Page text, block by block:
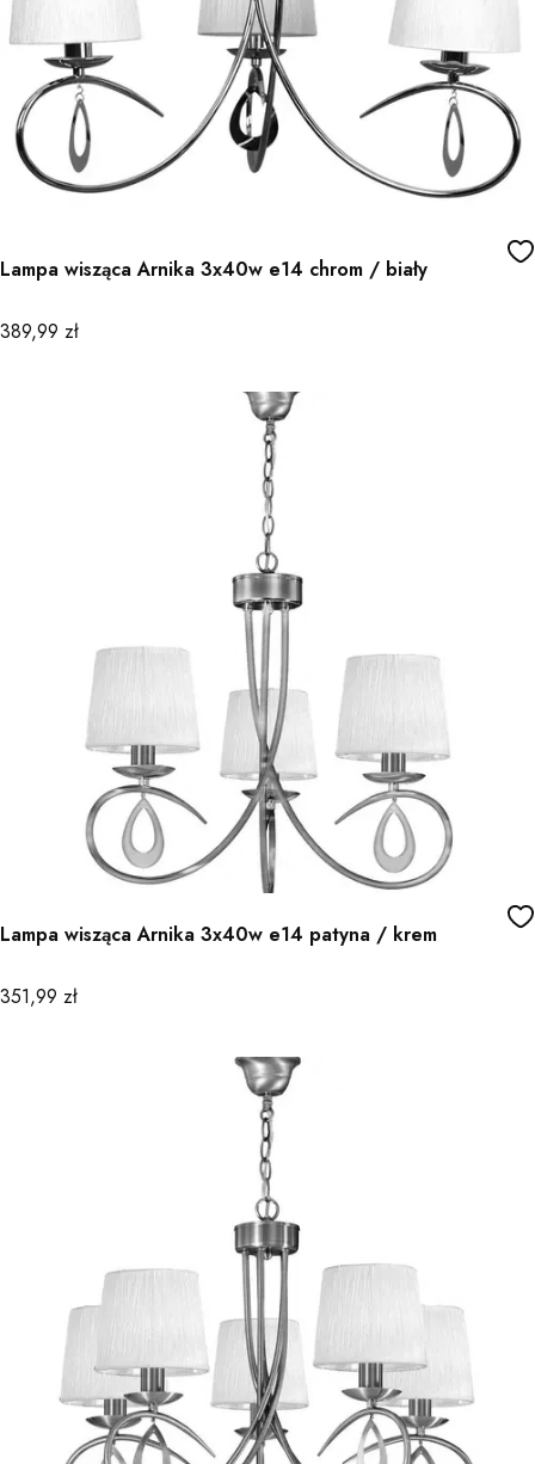
Lampa wisząca Arnika 3x40w e14 chrom / biały
Cena
389,99 zł
Lampa wisząca Arnika 3x40w e14 patyna / krem
Cena
351,99 zł